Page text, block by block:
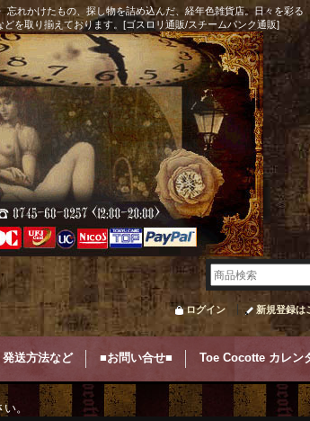
れかけたもの、探し物を詰め込んだ、経年色雑貨店。日々を彩る
を取り揃えております。[ゴスロリ通販/スチームパンク通販]
ログイン 新規登録は
送方法など ■お問い合せ■ Toe Cocotte カレン
。